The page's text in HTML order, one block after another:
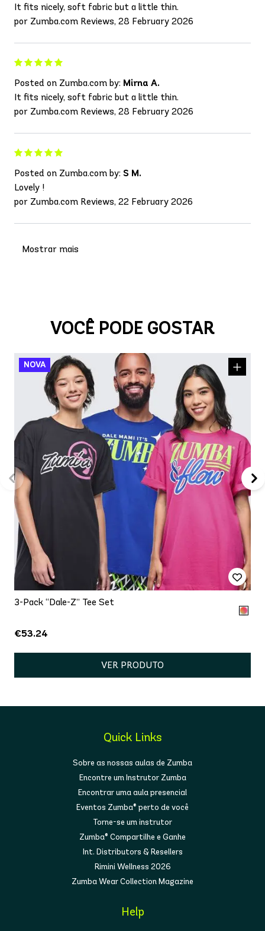
It fits nicely, soft fabric but a little thin.
por Zumba.com Reviews, 28 February 2026
Posted on Zumba.com by: Mirna A.
It fits nicely, soft fabric but a little thin.
por Zumba.com Reviews, 28 February 2026
Posted on Zumba.com by: S M.
Lovely !
por Zumba.com Reviews, 22 February 2026
Mostrar mais
VOCÊ PODE GOSTAR
3-Pack “Dale-Z” Tee Set
€53.24
VER PRODUTO
Quick Links
Sobre as nossas aulas de Zumba
Encontre um Instrutor Zumba
Encontrar uma aula presencial
Eventos Zumba® perto de você
Torne-se um instrutor
Zumba® Compartilhe e Ganhe
Int. Distributors & Resellers
Rimini Wellness 2026
Zumba Wear Collection Magazine
Help